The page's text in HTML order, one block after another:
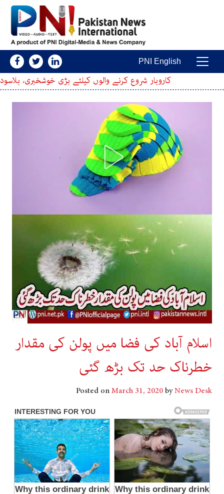
Main Navigation
PNI English
شروع کرنے والوں کیلئے بڑی خوشخبری، بلاسود قرضہ کیسے حاصل
اسلام آباد کی فضا میں پولن کی مقدار
خطرناک حد تک بڑھ گئی
Posted onMarch 31, 2020byNews Desk